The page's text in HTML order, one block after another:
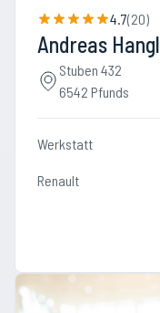
4.7(20)
Andreas Hangl
Stuben 432
6542 Pfunds
Werkstatt
Renault